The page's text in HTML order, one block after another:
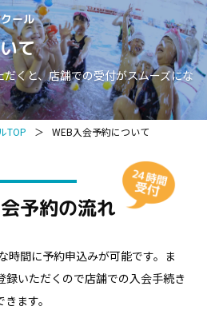
ール
て
くと、店舗での受付がスムーズにな
TOP ＞ WEB入会予約について
予約の流れ
間に予約申込みが可能です。 ま
録いただくので店舗での入会手続き
ます。